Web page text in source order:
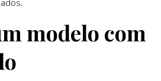
modelo com